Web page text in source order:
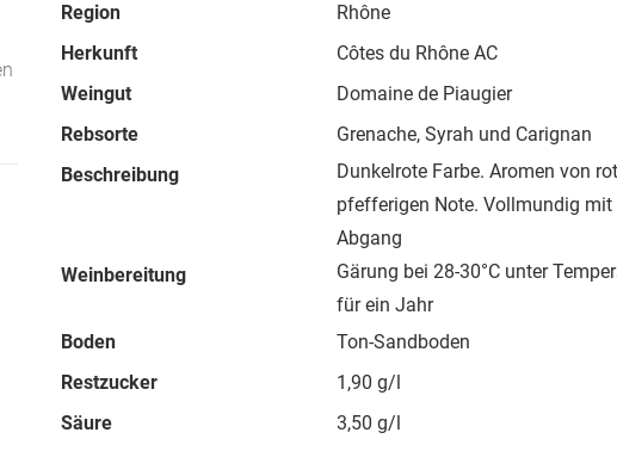
Region
Rhône
Herkunft
Côtes du Rhône AC
Weingut
Domaine de Piaugier
Rebsorte
Grenache, Syrah und Carignan
Beschreibung
Dunkelrote Farbe. Aromen von
pfefferigen Note. Vollmundig
Abgang
Weinbereitung
Gärung bei 28-30°C unter
für ein Jahr
Boden
Ton-Sandboden
Restzucker
1,90 g/l
Säure
3,50 g/l